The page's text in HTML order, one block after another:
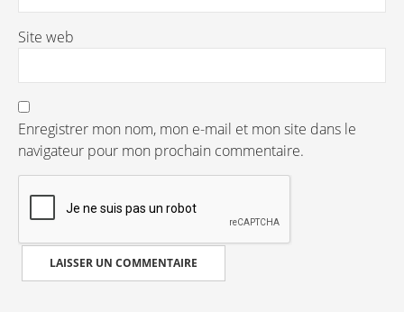
Site web
Enregistrer mon nom, mon e-mail et mon site dans le
navigateur pour mon prochain commentaire.